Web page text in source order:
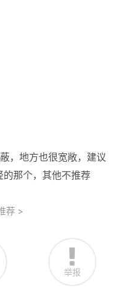
，地方也很宽敞，建议
那个，其他不推荐
荐 >
举报